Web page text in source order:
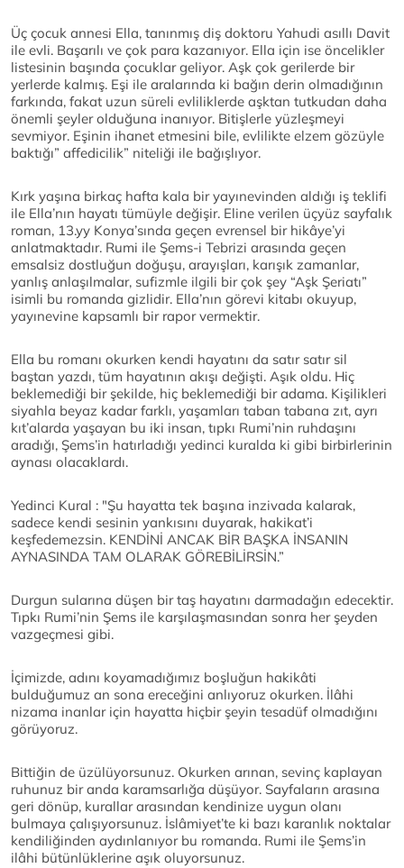
Üç çocuk annesi Ella, tanınmış diş doktoru Yahudi asıllı Davit
ile evli. Başarılı ve çok para kazanıyor. Ella için ise öncelikler
listesinin başında çocuklar geliyor. Aşk çok gerilerde bir
yerlerde kalmış. Eşi ile aralarında ki bağın derin olmadığının
farkında, fakat uzun süreli evliliklerde aşktan tutkudan daha
önemli şeyler olduğuna inanıyor. Bitişlerle yüzleşmeyi
sevmiyor. Eşinin ihanet etmesini bile, evlilikte elzem gözüyle
baktığı” affedicilik” niteliği ile bağışlıyor.
Kırk yaşına birkaç hafta kala bir yayınevinden aldığı iş teklifi
ile Ella’nın hayatı tümüyle değişir. Eline verilen üçyüz sayfalık
roman, 13.yy Konya’sında geçen evrensel bir hikâye’yi
anlatmaktadır. Rumi ile Şems-i Tebrizi arasında geçen
emsalsiz dostluğun doğuşu, arayışları, karışık zamanlar,
yanlış anlaşılmalar, sufizmle ilgili bir çok şey “Aşk Şeriatı”
isimli bu romanda gizlidir. Ella’nın görevi kitabı okuyup,
yayınevine kapsamlı bir rapor vermektir.
Ella bu romanı okurken kendi hayatını da satır satır sil
baştan yazdı, tüm hayatının akışı değişti. Aşık oldu. Hiç
beklemediği bir şekilde, hiç beklemediği bir adama. Kişilikleri
siyahla beyaz kadar farklı, yaşamları taban tabana zıt, ayrı
kıt’alarda yaşayan bu iki insan, tıpkı Rumi’nin ruhdaşını
aradığı, Şems’in hatırladığı yedinci kuralda ki gibi birbirlerinin
aynası olacaklardı.
Yedinci Kural : "Şu hayatta tek başına inzivada kalarak,
sadece kendi sesinin yankısını duyarak, hakikat’i
keşfedemezsin. KENDİNİ ANCAK BİR BAŞKA İNSANIN
AYNASINDA TAM OLARAK GÖREBİLİRSİN.”
Durgun sularına düşen bir taş hayatını darmadağın edecektir.
Tıpkı Rumi’nin Şems ile karşılaşmasından sonra her şeyden
vazgeçmesi gibi.
İçimizde, adını koyamadığımız boşluğun hakikâti
bulduğumuz an sona ereceğini anlıyoruz okurken. İlâhi
nizama inanlar için hayatta hiçbir şeyin tesadüf olmadığını
görüyoruz.
Bittiğin de üzülüyorsunuz. Okurken arınan, sevinç kaplayan
ruhunuz bir anda karamsarlığa düşüyor. Sayfaların arasına
geri dönüp, kurallar arasından kendinize uygun olanı
bulmaya çalışıyorsunuz. İslâmiyet’te ki bazı karanlık noktalar
kendiliğinden aydınlanıyor bu romanda. Rumi ile Şems’in
ilâhi bütünlüklerine aşık oluyorsunuz.